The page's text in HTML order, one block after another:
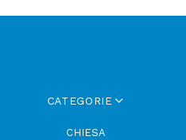
CATEGORIE
CHIESA